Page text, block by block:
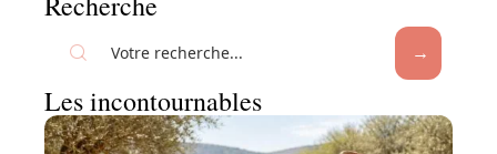
Les incontournables